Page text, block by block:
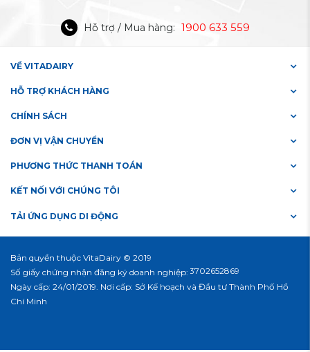
Hỗ trợ / Mua hàng: 1900 633 559
VỀ VITADAIRY
HỖ TRỢ KHÁCH HÀNG
CHÍNH SÁCH
ĐƠN VỊ VẬN CHUYỂN
PHƯƠNG THỨC THANH TOÁN
KẾT NỐI VỚI CHÚNG TÔI
TẢI ỨNG DỤNG DI ĐỘNG
Bản quyền thuộc VitaDairy © 2019
Số giấy chứng nhận đăng ký doanh nghiệp:#3702652869
Ngày cấp: 24/01/2019. Nơi cấp: Sở Kế hoạch và Đầu tư Thành Phố Hồ
Chí Minh